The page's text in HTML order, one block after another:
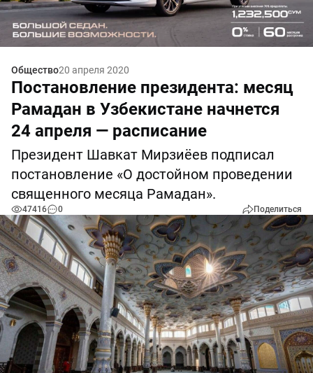
Общество20 апреля 2020
Постановление президента: месяц
Рамадан в Узбекистане начнется
24 апреля — расписание
Президент Шавкат Мирзиёев подписал
постановление «О достойном проведении
священного месяца Рамадан».
47416 0 Поделиться